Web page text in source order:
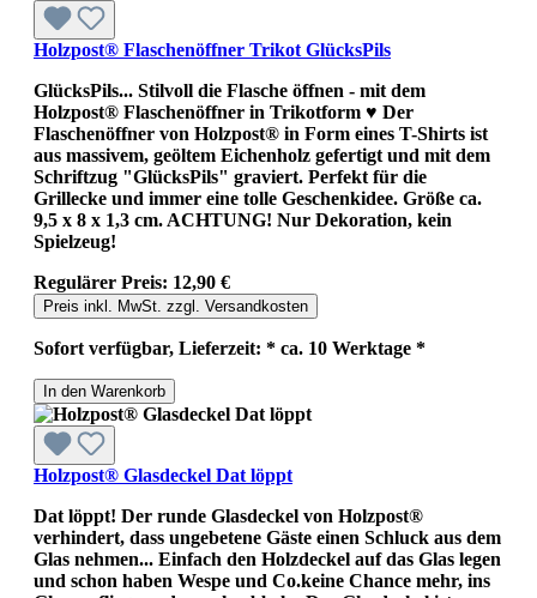
Holzpost® Flaschenöffner Trikot GlücksPils
GlücksPils... Stilvoll die Flasche öffnen - mit dem
Holzpost® Flaschenöffner in Trikotform ♥ Der
Flaschenöffner von Holzpost® in Form eines T-Shirts ist
aus massivem, geöltem Eichenholz gefertigt und mit dem
Schriftzug "GlücksPils" graviert. Perfekt für die
Grillecke und immer eine tolle Geschenkidee. Größe ca.
9,5 x 8 x 1,3 cm. ACHTUNG! Nur Dekoration, kein
Spielzeug!
Regulärer Preis: 12,90 €
Preis inkl. MwSt. zzgl. Versandkosten
Sofort verfügbar, Lieferzeit: * ca. 10 Werktage *
In den Warenkorb
Holzpost® Glasdeckel Dat löppt
Dat löppt! Der runde Glasdeckel von Holzpost®
verhindert, dass ungebetene Gäste einen Schluck aus dem
Glas nehmen... Einfach den Holzdeckel auf das Glas legen
und schon haben Wespe und Co.keine Chance mehr, ins